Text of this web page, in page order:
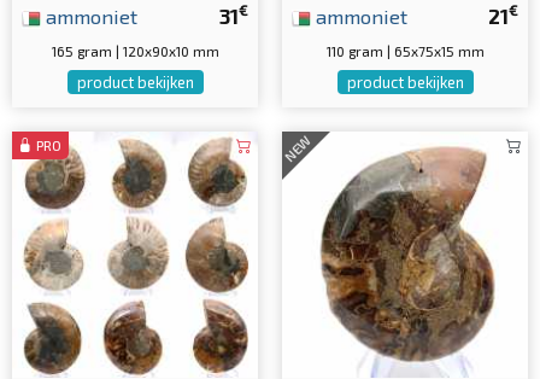
31€
ammoniet
165 gram | 120x90x10 mm
product bekijken
21€
ammoniet
110 gram | 65x75x15 mm
product bekijken
PRO NEW